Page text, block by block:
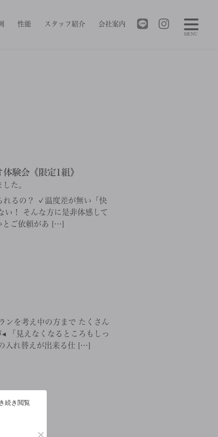
性能 スタッフ紹介 会社案内
験会《限定1組》
た。
れるの？ ✓温度差が無い「快
！ そんな方に是非体感して
とご依頼があ […]
ンを考え中の方まで たくさん
「見えなくなるところもしっ
入れ替えが出来る仕 […]
MENU
続き閲覧